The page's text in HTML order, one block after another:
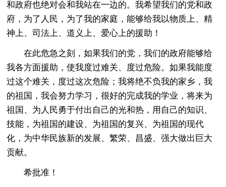
和政府也绝对会和我站在一边的。我希望我们的党和政
府，为了人民，为了我的家庭，能够给我以物质上、精
神上、司法上、道义上、爱心上的援助！
在此危急之刻，如果我们的党，我们的政府能够给
我各方面援助，使我度过难关、度过危险。如果我能度
过这个难关，度过这次危险；我将绝不负我的家乡，我
的祖国，我会努力学习，很好的完成我的学业，将来为
祖国、为人民勇于付出自己的光和热，用自己的知识、
技能，为祖国的建设、为祖国的复兴、为祖国的现代
化，为中华民族新的发展、繁荣、昌盛、强大做出巨大
贡献。
希批准！